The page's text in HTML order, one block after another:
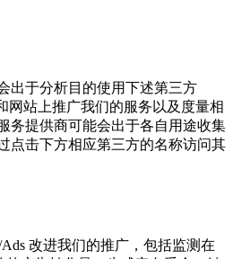
出于分析目的使用下述第三方
网站上推广我们的服务以及度量相
务提供商可能会出于各自用途收集
点击下方相应第三方的名称访问其
改进我们的推广，包括监测在